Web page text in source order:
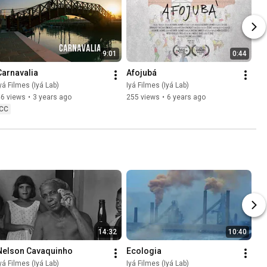
9:01
Filmes (Iyá Lab)
views • 3 years ago
0:44
Afojubá
Iyá Filmes (Iyá Lab)
255 views • 6 years ago
14:32
Cavaquinho
Filmes (Iyá Lab)
10:40
Ecologia
Iyá Filmes (Iyá Lab)